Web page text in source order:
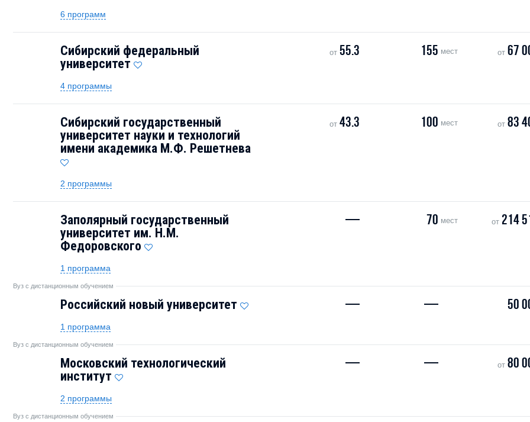
6 программ
Сибирский федеральный
университет
от55.3 155 мест от 67
4 программы
Сибирский государственный
университет науки и технологий
имени академика М.Ф. Решетнева
от43.3 100 мест от 83
2 программы
Заполярный государственный
университет им. Н.М.
Федоровского
— 70 мест от 214
1 программа
Вуз с дистанционным обучением
Российский новый университет — — 50
1 программа
Вуз с дистанционным обучением
Московский технологический
институт
— — от 80
2 программы
Вуз с дистанционным обучением